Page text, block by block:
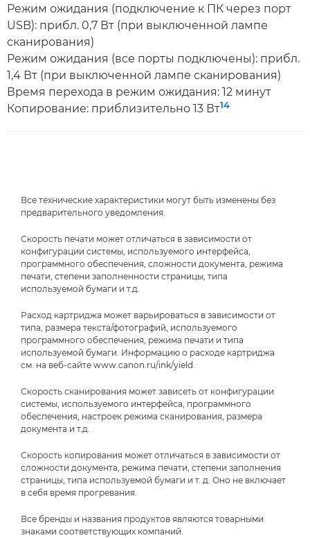
Режим ожидания (подключение к ПК через порт
USB): прибл. 0,7 Вт (при выключенной лампе
сканирования)
Режим ожидания (все порты подключены): прибл.
1,4 Вт (при выключенной лампе сканирования)
Время перехода в режим ожидания: 12 минут
Копирование: приблизительно 13 Вт14
Все технические характеристики могут быть изменены без
предварительного уведомления.
Скорость печати может отличаться в зависимости от
конфигурации системы, используемого интерфейса,
программного обеспечения, сложности документа, режима
печати, степени заполненности страницы, типа
используемой бумаги и т.д.
Расход картриджа может варьироваться в зависимости от
типа, размера текста/фотографий, используемого
программного обеспечения, режима печати и типа
используемой бумаги. Информацию о расходе картриджа
см. на веб-сайте www.canon.ru/ink/yield.
Скорость сканирования может зависеть от конфигурации
системы, используемого интерфейса, программного
обеспечения, настроек режима сканирования, размера
документа и т.д.
Скорость копирования может отличаться в зависимости от
сложности документа, режима печати, степени заполнения
страницы, типа используемой бумаги и т. д. Оно не включает
в себя время прогревания.
Все бренды и названия продуктов являются товарными
знаками соответствующих компаний.